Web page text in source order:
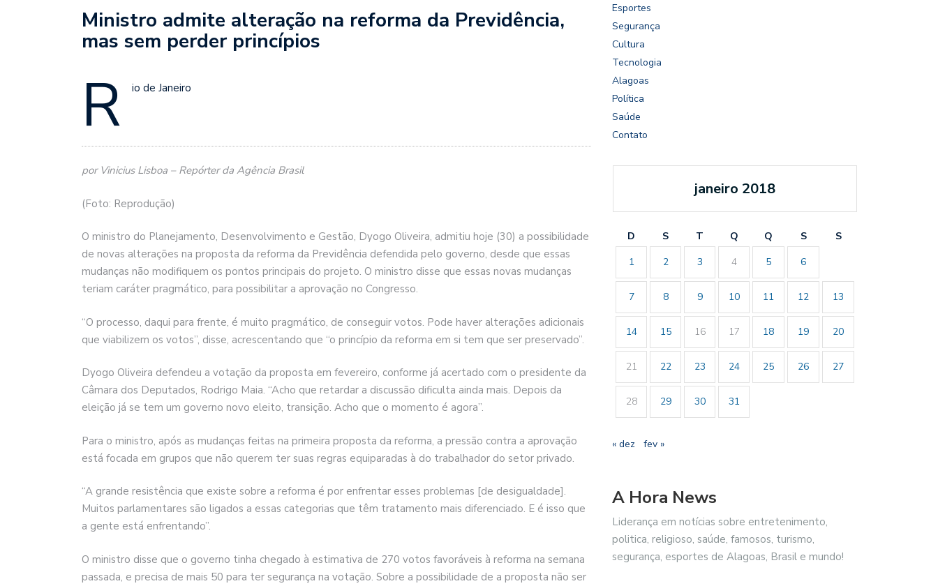
Ministro admite alteração na reforma da Previdência,
mas sem perder princípios
R io de Janeiro
por Vinicius Lisboa – Repórter da Agência Brasil
(Foto: Reprodução)
O ministro do Planejamento, Desenvolvimento e Gestão, Dyogo Oliveira, admitiu hoje (30) a possibilidade
de novas alterações na proposta da reforma da Previdência defendida pelo governo, desde que essas
mudanças não modifiquem os pontos principais do projeto. O ministro disse que essas novas mudanças
teriam caráter pragmático, para possibilitar a aprovação no Congresso.
“O processo, daqui para frente, é muito pragmático, de conseguir votos. Pode haver alterações adicionais
que viabilizem os votos”, disse, acrescentando que “o princípio da reforma em si tem que ser preservado”.
Dyogo Oliveira defendeu a votação da proposta em fevereiro, conforme já acertado com o presidente da
Câmara dos Deputados, Rodrigo Maia. “Acho que retardar a discussão dificulta ainda mais. Depois da
eleição já se tem um governo novo eleito, transição. Acho que o momento é agora”.
Para o ministro, após as mudanças feitas na primeira proposta da reforma, a pressão contra a aprovação
está focada em grupos que não querem ter suas regras equiparadas à do trabalhador do setor privado.
“A grande resistência que existe sobre a reforma é por enfrentar esses problemas [de desigualdade].
Muitos parlamentares são ligados a essas categorias que têm tratamento mais diferenciado. E é isso que
a gente está enfrentando”.
O ministro disse que o governo tinha chegado à estimativa de 270 votos favoráveis à reforma na semana
passada, e precisa de mais 50 para ter segurança na votação. Sobre a possibilidade de a proposta não ser
Esportes
Segurança
Cultura
Tecnologia
Alagoas
Política
Saúde
Contato
janeiro 2018
D S T Q Q S
S
1
2 3 4 5 6
7 8 9 10 11 12 13
14 15 16 17 18 19 20
21 22 23 24 25 26 27
28 29 30 31
« dez fev »
A Hora News
Liderança em notícias sobre entretenimento,
politica, religioso, saúde, famosos, turismo,
segurança, esportes de Alagoas, Brasil e mundo!